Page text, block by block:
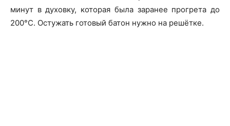
минут в духовку, которая была заранее прогрета до
200°C. Остужать готовый батон нужно на решётке.